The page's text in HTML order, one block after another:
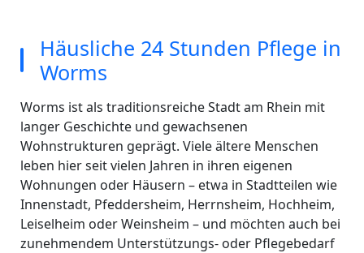
Häusliche 24 Stunden Pflege in
Worms
Worms ist als traditionsreiche Stadt am Rhein mit
langer Geschichte und gewachsenen
Wohnstrukturen geprägt. Viele ältere Menschen
leben hier seit vielen Jahren in ihren eigenen
Wohnungen oder Häusern – etwa in Stadtteilen wie
Innenstadt, Pfeddersheim, Herrnsheim, Hochheim,
Leiselheim oder Weinsheim – und möchten auch bei
zunehmendem Unterstützungs- oder Pflegebedarf